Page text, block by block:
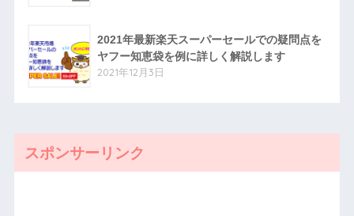
2021年最新楽天スーパーセールでの疑問点を
ヤフー知恵袋を例に詳しく解説します
2021年12月3日
スポンサーリンク